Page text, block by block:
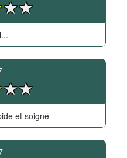
et soigné